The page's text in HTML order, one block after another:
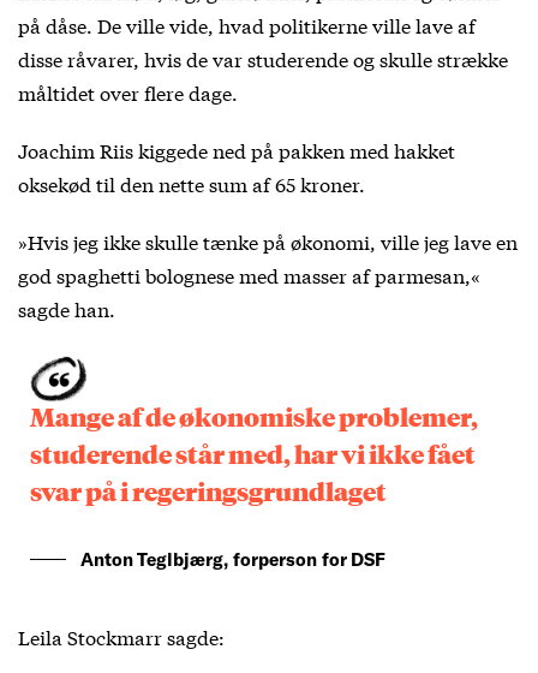
på dåse. De ville vide, hvad politikerne ville lave af
disse råvarer, hvis de var studerende og skulle strække
måltidet over flere dage.
Joachim Riis kiggede ned på pakken med hakket
oksekød til den nette sum af 65 kroner.
»Hvis jeg ikke skulle tænke på økonomi, ville jeg lave en
god spaghetti bolognese med masser af parmesan,«
sagde han.
Mange af de økonomiske problemer,
studerende står med, har vi ikke fået
svar på i regeringsgrundlaget
Anton Teglbjærg, forperson for DSF
Leila Stockmarr sagde: